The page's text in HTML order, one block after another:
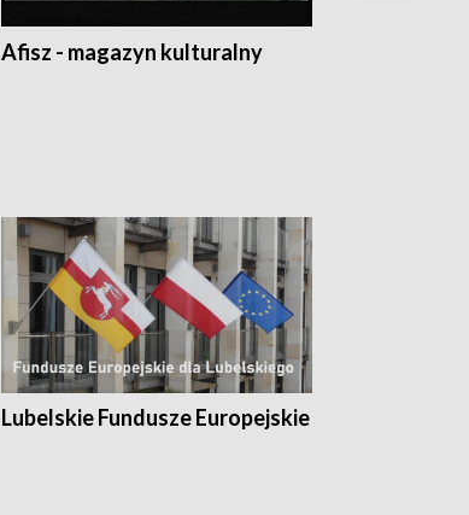
Afisz - magazyn kulturalny
Lubelskie Fundusze Europejskie